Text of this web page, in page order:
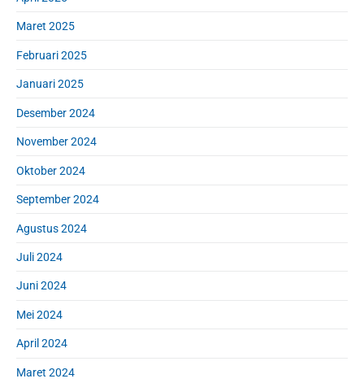
Maret 2025
Februari 2025
Januari 2025
Desember 2024
November 2024
Oktober 2024
September 2024
Agustus 2024
Juli 2024
Juni 2024
Mei 2024
April 2024
Maret 2024